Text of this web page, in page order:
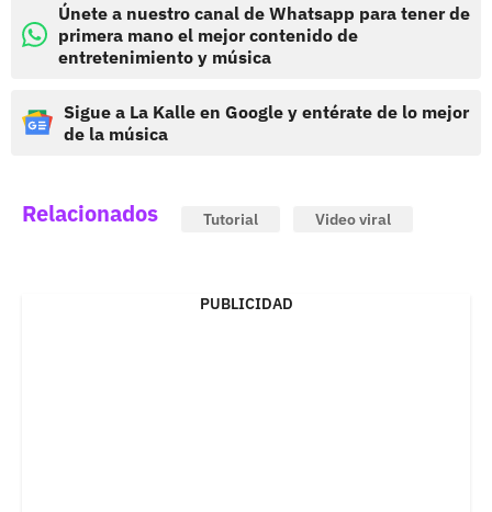
Únete a nuestro canal de Whatsapp para tener de
primera mano el mejor contenido de
entretenimiento y música
Sigue a La Kalle en Google y entérate de lo mejor
de la música
Relacionados Tutorial Video viral
PUBLICIDAD